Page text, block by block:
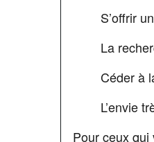
S’offrir
La
Céder à
L’envie
Pour ceux